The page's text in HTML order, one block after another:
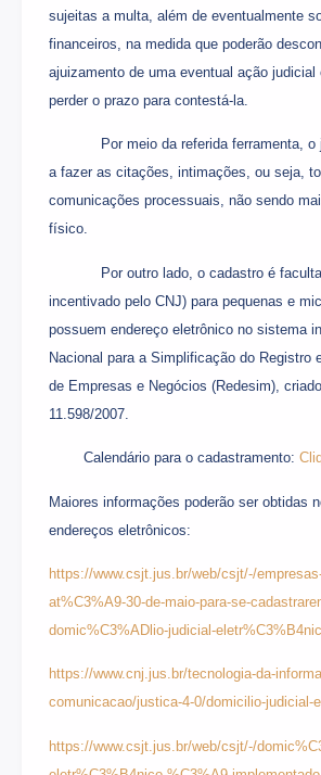
sujeitas a multa, além de eventualmente
financeiros, na medida que poderão
ajuizamento de uma eventual ação
perder o prazo para contestá-la.
Por meio da referida ferramenta, o
a fazer as citações, intimações, ou seja,
comunicações processuais, não sendo
físico.
Por outro lado, o cadastro é
incentivado pelo CNJ) para pequenas e
possuem endereço eletrônico no sistema
Nacional para a Simplificação do Registro
de Empresas e Negócios (Redesim),
11.598/2007.
Calendário para o cadastramento:
Maiores informações poderão ser obtidas
endereços eletrônicos:
https://www.csjt.jus.br/web/csjt/-/
at%C3%A9-30-de-maio-para-se-
domic%C3%ADlio-judicial-
https://www.cnj.jus.br/tecnologia-da-
comunicacao/justica-4-0/domicilio-judicial-
https://www.csjt.jus.br/web/csjt/-/